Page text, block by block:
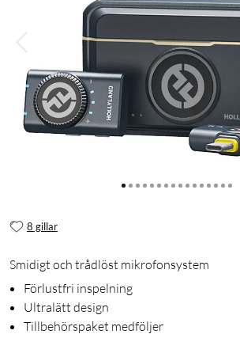
8 gillar
Smidigt och trådlöst mikrofonsystem
Förlustfri inspelning
Ultralätt design
Tillbehörspaket medföljer